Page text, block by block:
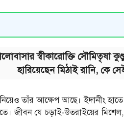
স্বীকারোক্তি
হারিয়েছেন মিঠাই রানি, কে
তাঁর আক্ষেপ আছে। ইদানীং
যে চড়াই-উতরাইয়ের মিশেল,